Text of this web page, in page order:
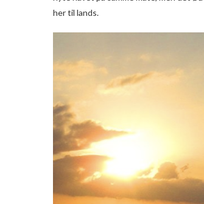
her til lands.